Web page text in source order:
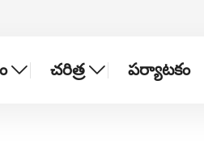
చరిత్ర పర్యాటకం